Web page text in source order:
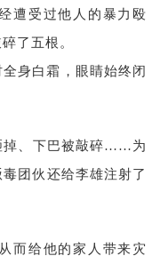
遭受过他人的暴力殴
了五根。
掉、下巴被敲碎……为
团伙还给李雄注射了
而给他的家人带来灾